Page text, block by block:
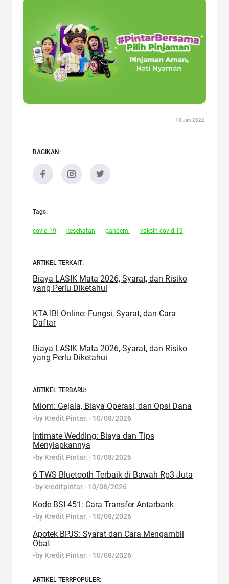
10 Jan 2022
BAGIKAN:
Tags:
covid-19 kesehatan pandemi vaksin covid-19
ARTIKEL TERKAIT:
Biaya LASIK Mata 2026, Syarat, dan Risiko
yang Perlu Diketahui
KTA IBI Online: Fungsi, Syarat, dan Cara
Daftar
Biaya LASIK Mata 2026, Syarat, dan Risiko
yang Perlu Diketahui
ARTIKEL TERBARU:
Miom: Gejala, Biaya Operasi, dan Opsi Dana
-by Kredit Pintar. · 10/08/2026
Intimate Wedding: Biaya dan Tips
Menyiapkannya
-by Kredit Pintar. · 10/08/2026
6 TWS Bluetooth Terbaik di Bawah Rp3 Juta
-by kreditpintar · 10/08/2026
Kode BSI 451: Cara Transfer Antarbank
-by Kredit Pintar. · 10/08/2026
Apotek BPJS: Syarat dan Cara Mengambil
Obat
-by Kredit Pintar. · 10/08/2026
ARTIKEL TERRPOPULER: